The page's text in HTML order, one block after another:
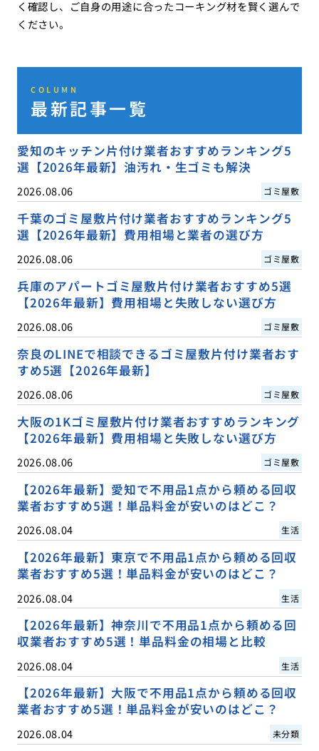
く確認し、ご自身の用途に合ったコーキング材を賢く選んで
ください。
COLUMN
最新記事一覧
愛知のキッチン片付け業者おすすめランキング5
選【2026年最新】油汚れ・生ゴミも解決
2026.08.06 ゴミ屋敷
千葉のゴミ屋敷片付け業者おすすめランキング5
選【2026年最新】費用相場と業者の選び方
2026.08.06 ゴミ屋敷
兵庫のアパートゴミ屋敷片付け業者おすすめ5選
【2026年最新】費用相場と失敗しない選び方
2026.08.06 ゴミ屋敷
奈良のLINEで相談できるゴミ屋敷片付け業者おす
すめ5選【2026年最新】
2026.08.06 ゴミ屋敷
大阪の1Kゴミ屋敷片付け業者おすすめランキング
【2026年最新】費用相場と失敗しない選び方
2026.08.06 ゴミ屋敷
【2026年最新】愛知で不用品1点から頼める回収
業者おすすめ5選！単品料金が安いのはどこ？
2026.08.04 生活
【2026年最新】東京で不用品1点から頼める回収
業者おすすめ5選！単品料金が安いのはどこ？
2026.08.04 生活
【2026年最新】神奈川で不用品1点から頼める回
収業者おすすめ5選！単品料金の相場と比較
2026.08.04 生活
【2026年最新】大阪で不用品1点から頼める回収
業者おすすめ5選！単品料金が安いのはどこ？
2026.08.04 未分類